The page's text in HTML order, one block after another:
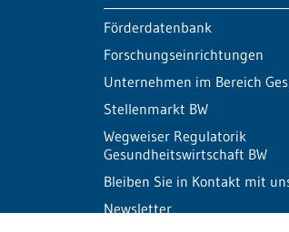
Förderdatenbank
Forschungseinrichtungen
Unternehmen im Bereich
Stellenmarkt BW
Wegweiser Regulatorik
Gesundheitswirtschaft BW
Bleiben Sie in Kontakt mit
Newsletter